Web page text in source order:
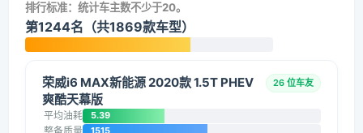
排行标准：统计车主数不少于20。
第1244名（共1869款车型）
荣威i6 MAX新能源 2020款 1.5T PHEV
爽酷天幕版
26 位车友
平均油耗 5.39
1515